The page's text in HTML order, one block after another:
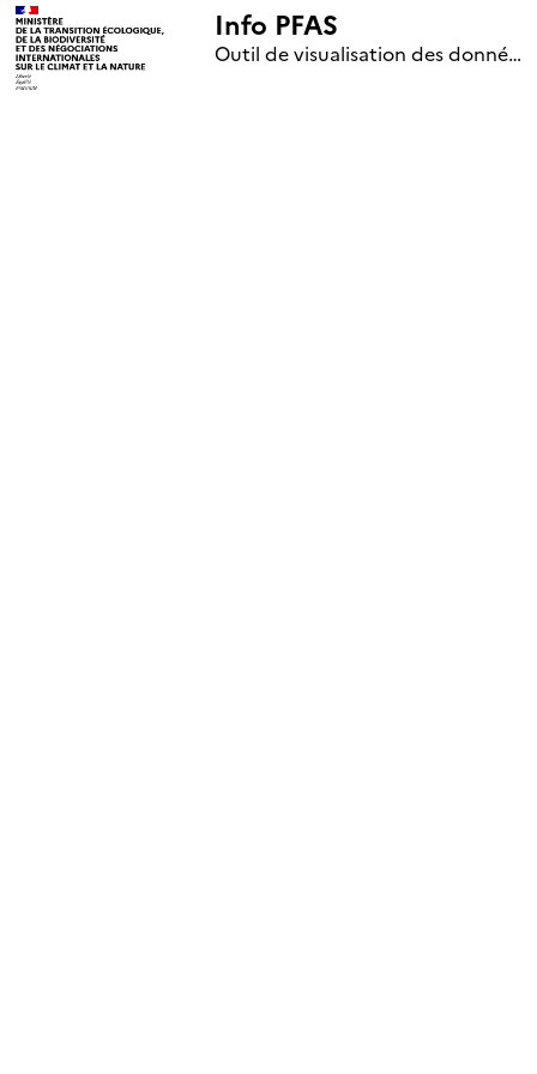
Info PFAS
Outil de visualisation des données nationales de surveillance des substances PFAS (mise à jour le 1er jour de chaque mois)
+
–